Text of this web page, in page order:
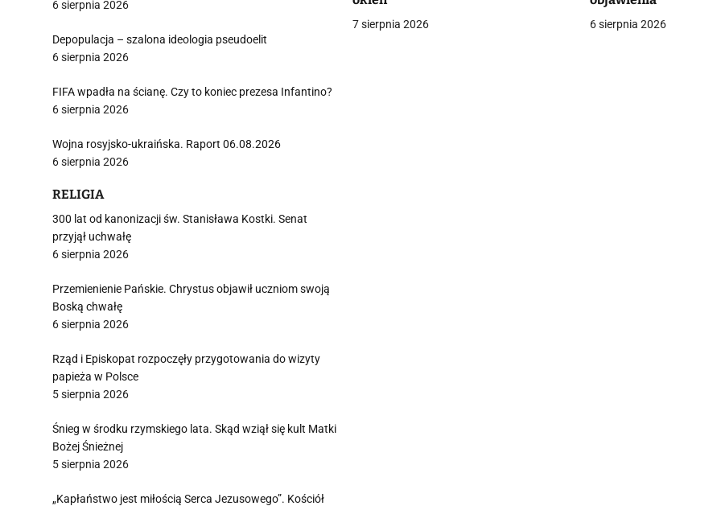
a
7 sierpnia 2026 6 sierpnia 2026
6 sierpnia 2026
Depopulacja – szalona ideologia pseudoelit
6 sierpnia 2026
FIFA wpadła na ścianę. Czy to koniec prezesa Infantino?
6 sierpnia 2026
Wojna rosyjsko-ukraińska. Raport 06.08.2026
6 sierpnia 2026
RELIGIA
300 lat od kanonizacji św. Stanisława Kostki. Senat
przyjął uchwałę
6 sierpnia 2026
Przemienienie Pańskie. Chrystus objawił uczniom swoją
Boską chwałę
6 sierpnia 2026
Rząd i Episkopat rozpoczęły przygotowania do wizyty
papieża w Polsce
5 sierpnia 2026
Śnieg w środku rzymskiego lata. Skąd wziął się kult Matki
Bożej Śnieżnej
5 sierpnia 2026
„Kapłaństwo jest miłością Serca Jezusowego”. Kościół